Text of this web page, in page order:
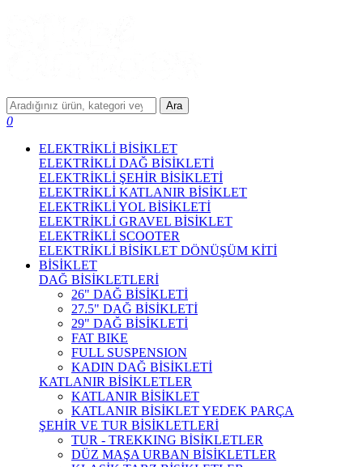
Ara
0
ELEKTRİKLİ BİSİKLET
ELEKTRİKLİ DAĞ BİSİKLETİ
ELEKTRİKLİ ŞEHİR BİSİKLETİ
ELEKTRİKLİ KATLANIR BİSİKLET
ELEKTRİKLİ YOL BİSİKLETİ
ELEKTRİKLİ GRAVEL BİSİKLET
ELEKTRİKLİ SCOOTER
ELEKTRİKLİ BİSİKLET DÖNÜŞÜM KİTİ
BİSİKLET
DAĞ BİSİKLETLERİ
26" DAĞ BİSİKLETİ
27.5" DAĞ BİSİKLETİ
29" DAĞ BİSİKLETİ
FAT BIKE
FULL SUSPENSION
KADIN DAĞ BİSİKLETİ
KATLANIR BİSİKLETLER
KATLANIR BİSİKLET
KATLANIR BİSİKLET YEDEK PARÇA
ŞEHİR VE TUR BİSİKLETLERİ
TUR - TREKKING BİSİKLETLER
DÜZ MAŞA URBAN BİSİKLETLER